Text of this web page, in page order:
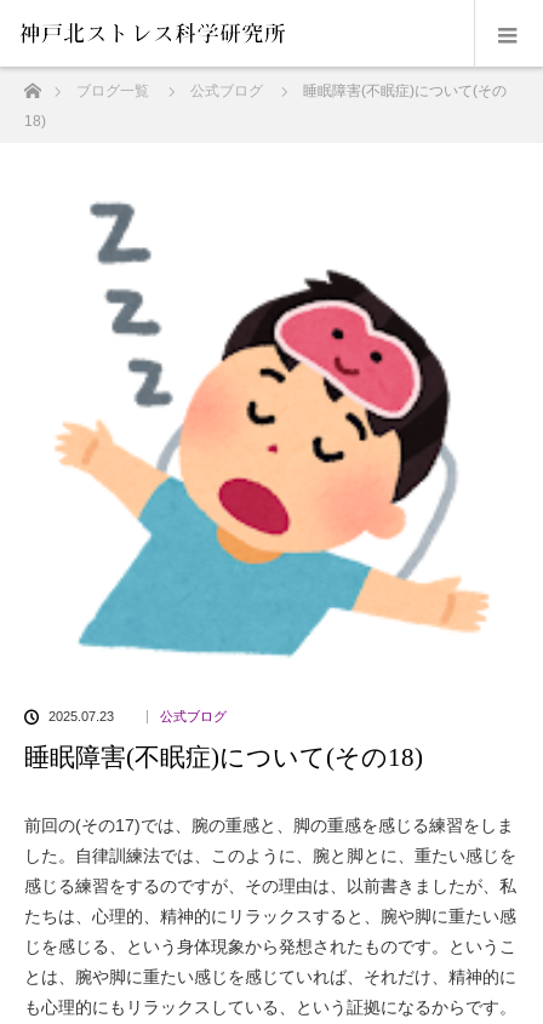
ホームブログ一覧 公式ブログ
睡眠障害(不眠症)について(その
18)
2025.07.23 公式ブログ
睡眠障害(不眠症)について(その18)
前回の(その17)では、腕の重感と、脚の重感を感じる練習をしま
した。自律訓練法では、このように、腕と脚とに、重たい感じを
感じる練習をするのですが、その理由は、以前書きましたが、私
たちは、心理的、精神的にリラックスすると、腕や脚に重たい感
じを感じる、という身体現象から発想されたものです。というこ
とは、腕や脚に重たい感じを感じていれば、それだけ、精神的に
も心理的にもリラックスしている、という証拠になるからです。